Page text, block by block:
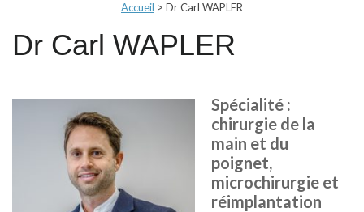
Accueil > Dr Carl WAPLER
Dr Carl WAPLER
Spécialité :
chirurgie de la
main et du
poignet,
microchirurgie et
réimplantation